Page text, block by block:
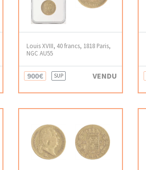
Louis XVIII, 40 francs, 1818 Paris,
NGC AU55
900€ SUP VENDU